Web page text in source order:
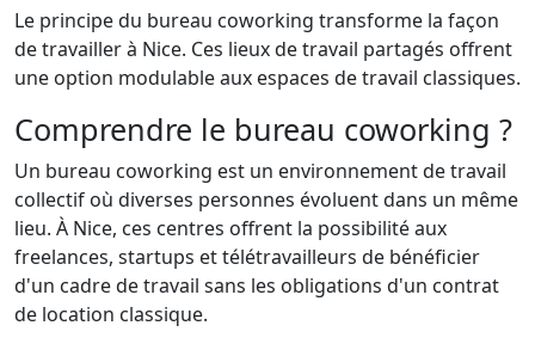
Le principe du bureau coworking transforme la façon
de travailler à Nice. Ces lieux de travail partagés offrent
une option modulable aux espaces de travail classiques.
Comprendre le bureau coworking ?
Un bureau coworking est un environnement de travail
collectif où diverses personnes évoluent dans un même
lieu. À Nice, ces centres offrent la possibilité aux
freelances, startups et télétravailleurs de bénéficier
d'un cadre de travail sans les obligations d'un contrat
de location classique.